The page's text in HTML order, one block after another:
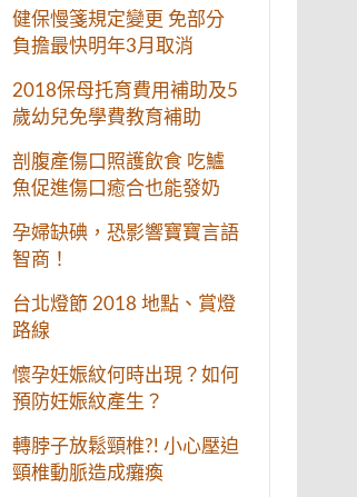
健保慢箋規定變更 免部分
負擔最快明年3月取消
2018保母托育費用補助及5
歲幼兒免學費教育補助
剖腹產傷口照護飲食 吃鱸
魚促進傷口癒合也能發奶
孕婦缺碘，恐影響寶寶言語
智商！
台北燈節 2018 地點、賞燈
路線
懷孕妊娠紋何時出現？如何
預防妊娠紋產生？
轉脖子放鬆頸椎?! 小心壓迫
頸椎動脈造成癱瘓